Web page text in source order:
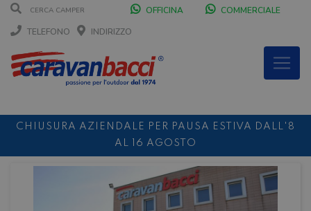
OFFICINA
COMMERCIALE
TELEFONO
INDIRIZZO
CHIUSURA AZIENDALE PER PAUSA ESTIVA DALL'8
AL 16 AGOSTO
DURANTE IL MESE DI AGOSTO SIAMO CHIUSI IL
SABATO POMERIGGIO
NOLEGGIO ENTRO IL 31.08